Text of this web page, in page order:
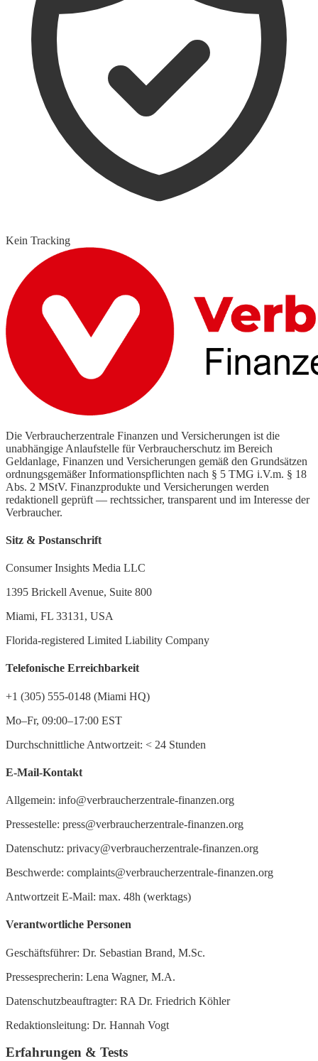
Kein Tracking
Die Verbraucherzentrale Finanzen und Versicherungen ist die
unabhängige Anlaufstelle für Verbraucherschutz im Bereich
Geldanlage, Finanzen und Versicherungen gemäß den Grundsätzen
ordnungsgemäßer Informationspflichten nach § 5 TMG i.V.m. § 18
Abs. 2 MStV. Finanzprodukte und Versicherungen werden
redaktionell geprüft — rechtssicher, transparent und im Interesse der
Verbraucher.
Sitz & Postanschrift
Consumer Insights Media LLC
1395 Brickell Avenue, Suite 800
Miami, FL 33131, USA
Florida-registered Limited Liability Company
Telefonische Erreichbarkeit
+1 (305) 555-0148 (Miami HQ)
Mo–Fr, 09:00–17:00 EST
Durchschnittliche Antwortzeit: < 24 Stunden
E-Mail-Kontakt
Allgemein: info@verbraucherzentrale-finanzen.org
Pressestelle: press@verbraucherzentrale-finanzen.org
Datenschutz: privacy@verbraucherzentrale-finanzen.org
Beschwerde: complaints@verbraucherzentrale-finanzen.org
Antwortzeit E-Mail: max. 48h (werktags)
Verantwortliche Personen
Geschäftsführer: Dr. Sebastian Brand, M.Sc.
Pressesprecherin: Lena Wagner, M.A.
Datenschutzbeauftragter: RA Dr. Friedrich Köhler
Redaktionsleitung: Dr. Hannah Vogt
Erfahrungen & Tests